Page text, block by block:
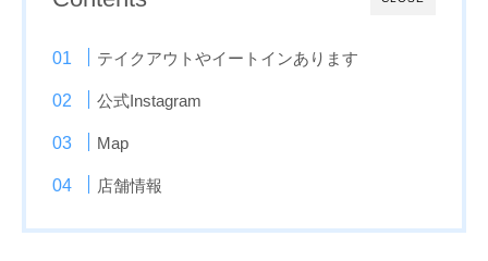
テイクアウトやイートインあります
公式Instagram
Map
店舗情報